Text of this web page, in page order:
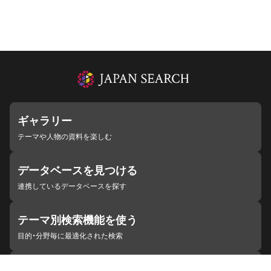
ギャラリー
テーマや人物の資料を楽しむ
データベースを見つける
連携しているデータベースを探す
テーマ別検索機能を使う
目的・分野毎に最適化された検索